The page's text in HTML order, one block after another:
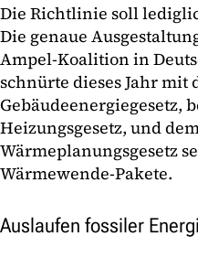
Die Richtlinie soll
Die genaue
Ampel-Koalition in
schnürte dieses Jahr mit
Gebäudeenergiegesetz,
Heizungsgesetz, und
Wärmeplanungsgesetz
Wärmewende-Pakete.
Auslaufen fossiler